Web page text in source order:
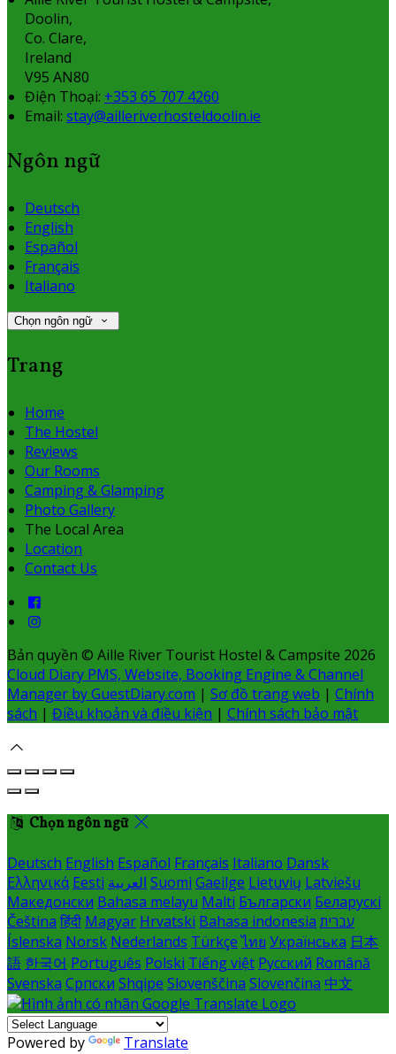
Doolin,
Co. Clare,
Ireland
V95 AN80
Điện Thoại: +353 65 707 4260
Email: stay@ailleriverhosteldoolin.ie
Ngôn ngữ
Deutsch
English
Español
Français
Italiano
Chọn ngôn ngữ
Trang
Home
The Hostel
Reviews
Our Rooms
Camping & Glamping
Photo Gallery
The Local Area
Location
Contact Us
Bản quyền © Aille River Tourist Hostel & Campsite 2026
Cloud Diary PMS, Website, Booking Engine & Channel
Manager by GuestDiary.com | Sơ đồ trang web | Chính
sách | Điều khoản và điều kiện | Chính sách bảo mật
Chọn ngôn ngữ
Deutsch English Español Français Italiano Dansk
Ελληνικά Eesti العربية Suomi Gaeilge Lietuvių Latviešu
Македонски Bahasa melayu Malti Български Беларускі
Čeština हिंदी Magyar Hrvatski Bahasa indonesia עברית
Íslenska Norsk Nederlands Türkçe ไทย Українська 日本
語 한국어 Português Polski Tiếng việt Русский Română
Svenska Српски Shqipe Slovenščina Slovenčina 中文
Powered by Translate